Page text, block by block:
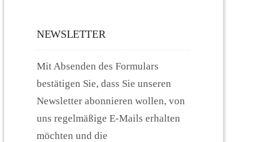
NEWSLETTER
Mit Absenden des Formulars
bestätigen Sie, dass Sie unseren
Newsletter abonnieren wollen, von
uns regelmäßige E-Mails erhalten
möchten und die